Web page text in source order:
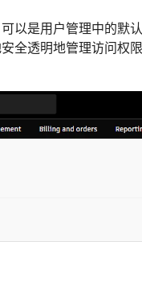
以是用户管理中的默
全透明地管理访问权限